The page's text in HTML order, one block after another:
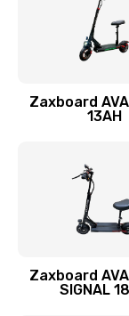
Zaxboard
13AH
Zaxboard
SIGNAL